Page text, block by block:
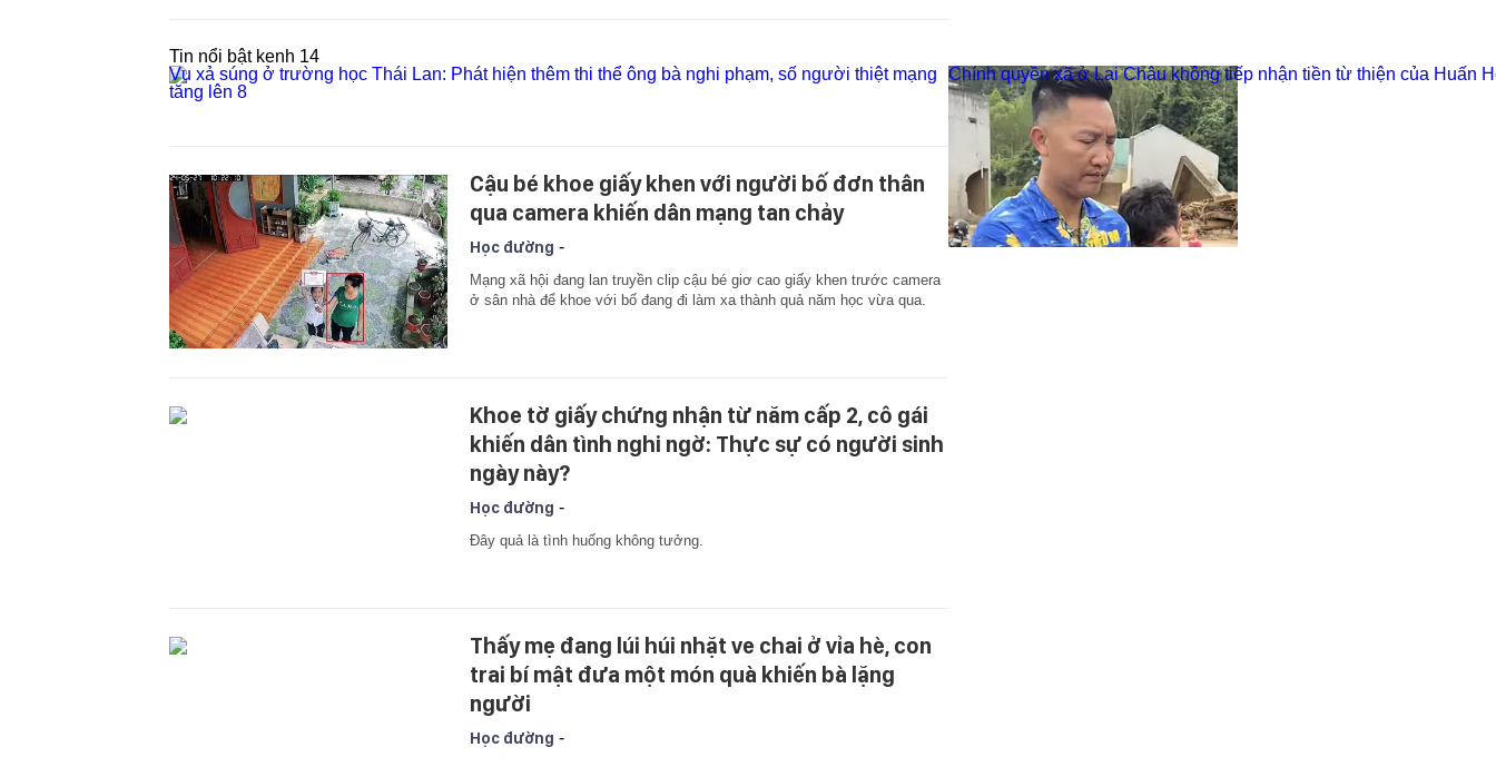
Tin nổi bật kenh 14
Vụ xả súng ở trường học Thái Lan: Phát hiện thêm thi thể ông bà nghi phạm, số người thiệt mạng
tăng lên 8
Chính quyền xã ở Lai Châu không tiếp nhận tiền từ thiện của Huấn
Cậu bé khoe giấy khen với người bố đơn thân
qua camera khiến dân mạng tan chảy
Học đường -
Mạng xã hội đang lan truyền clip cậu bé giơ cao giấy khen trước camera
ở sân nhà để khoe với bố đang đi làm xa thành quả năm học vừa qua.
Khoe tờ giấy chứng nhận từ năm cấp 2, cô gái
khiến dân tình nghi ngờ: Thực sự có người sinh
ngày này?
Học đường -
Đây quả là tình huống không tưởng.
Thấy mẹ đang lúi húi nhặt ve chai ở vỉa hè, con
trai bí mật đưa một món quà khiến bà lặng
người
Học đường -